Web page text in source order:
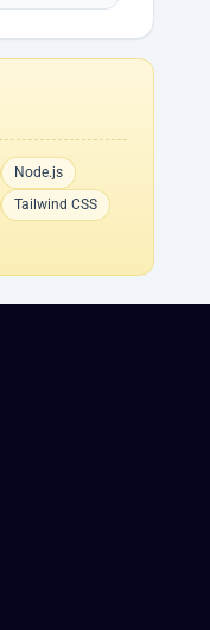
Node.js
Tailwind CSS